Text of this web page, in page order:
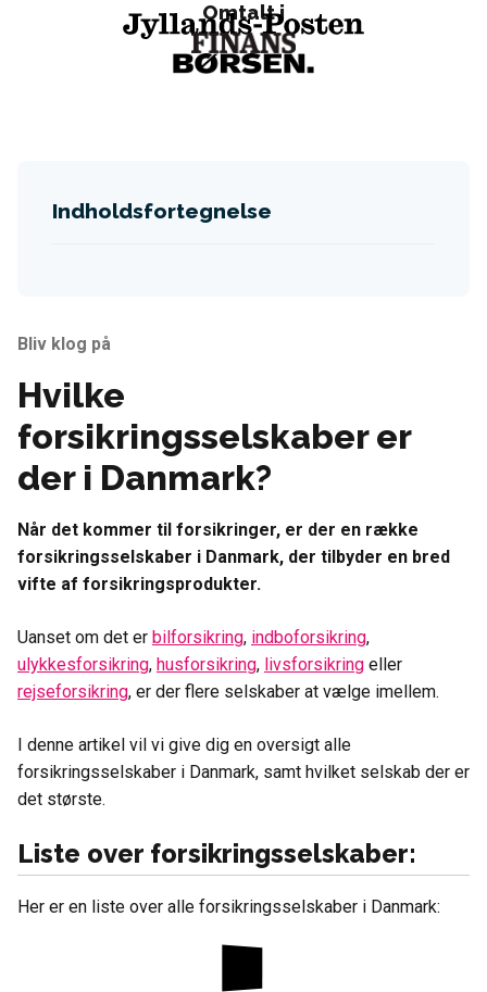
Omtalt i
Bliv klog på
Hvilke
forsikringsselskaber er
der i Danmark?
Når det kommer til forsikringer, er der en række
forsikringsselskaber i Danmark, der tilbyder en bred
vifte af forsikringsprodukter.
Uanset om det er bilforsikring, indboforsikring,
ulykkesforsikring, husforsikring, livsforsikring eller
rejseforsikring, er der flere selskaber at vælge imellem.
I denne artikel vil vi give dig en oversigt alle
forsikringsselskaber i Danmark, samt hvilket selskab der er
det største.
Liste over forsikringsselskaber:
Her er en liste over alle forsikringsselskaber i Danmark:
Indholdsfortegnelse